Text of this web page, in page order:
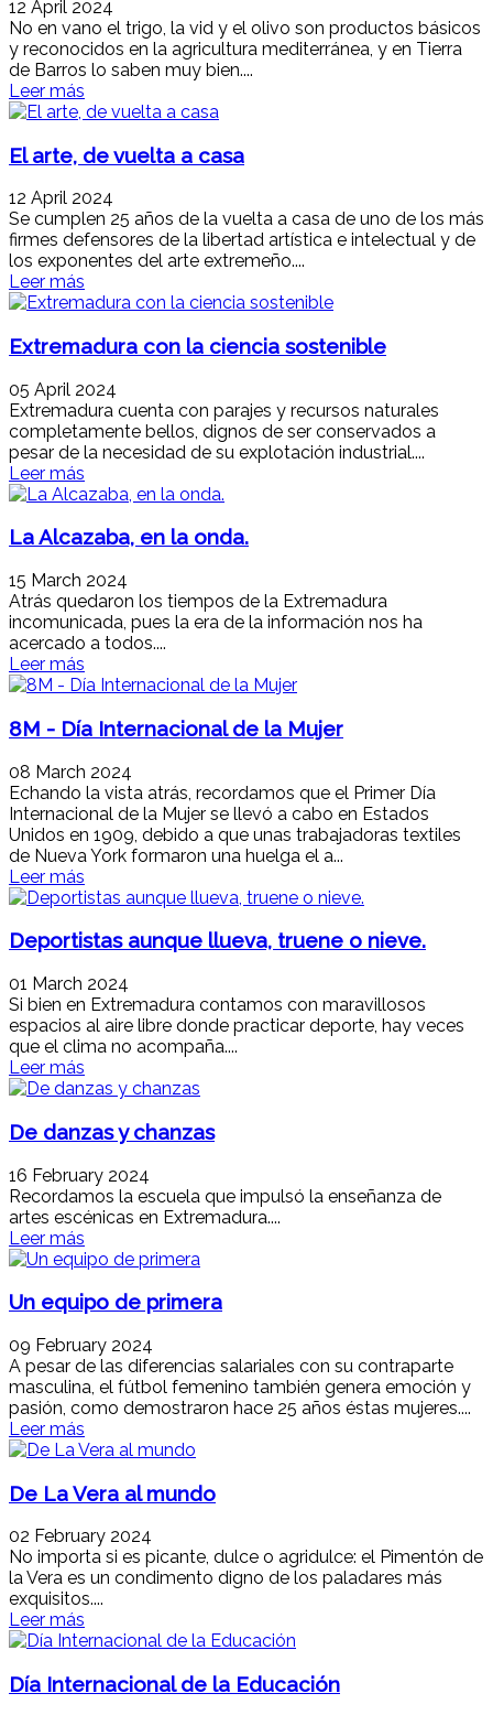
12 April 2024
No en vano el trigo, la vid y el olivo son productos básicos
y reconocidos en la agricultura mediterránea, y en Tierra
de Barros lo saben muy bien....
Leer más
El arte, de vuelta a casa
12 April 2024
Se cumplen 25 años de la vuelta a casa de uno de los más
firmes defensores de la libertad artística e intelectual y de
los exponentes del arte extremeño....
Leer más
Extremadura con la ciencia sostenible
05 April 2024
Extremadura cuenta con parajes y recursos naturales
completamente bellos, dignos de ser conservados a
pesar de la necesidad de su explotación industrial....
Leer más
La Alcazaba, en la onda.
15 March 2024
Atrás quedaron los tiempos de la Extremadura
incomunicada, pues la era de la información nos ha
acercado a todos....
Leer más
8M - Día Internacional de la Mujer
08 March 2024
Echando la vista atrás, recordamos que el Primer Día
Internacional de la Mujer se llevó a cabo en Estados
Unidos en 1909, debido a que unas trabajadoras textiles
de Nueva York formaron una huelga el a...
Leer más
Deportistas aunque llueva, truene o nieve.
01 March 2024
Si bien en Extremadura contamos con maravillosos
espacios al aire libre donde practicar deporte, hay veces
que el clima no acompaña....
Leer más
De danzas y chanzas
16 February 2024
Recordamos la escuela que impulsó la enseñanza de
artes escénicas en Extremadura....
Leer más
Un equipo de primera
09 February 2024
A pesar de las diferencias salariales con su contraparte
masculina, el fútbol femenino también genera emoción y
pasión, como demostraron hace 25 años éstas mujeres....
Leer más
De La Vera al mundo
02 February 2024
No importa si es picante, dulce o agridulce: el Pimentón de
la Vera es un condimento digno de los paladares más
exquisitos....
Leer más
Día Internacional de la Educación